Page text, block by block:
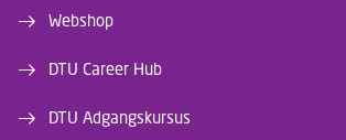
Webshop
DTU Career Hub
DTU Adgangskursus